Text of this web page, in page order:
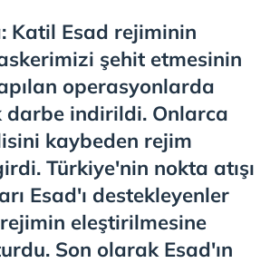
Katil Esad rejiminin
şehit etmesinin
operasyonlarda
darbe indirildi. Onlarca
kaybeden rejim
Türkiye'nin nokta atışı
Esad'ı destekleyenler
eleştirilmesine
Son olarak Esad'ın